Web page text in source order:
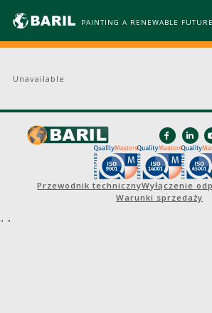
PAINTING A RENEWABLE FUTURE
Unavailable
Przewodnik technicznyWyłączenie
Warunki sprzedaży
" "